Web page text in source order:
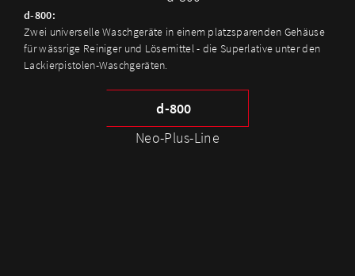
d-800:
Zwei universelle Waschgeräte in einem platzsparenden Gehäuse
für wässrige Reiniger und Lösemittel - die Superlative unter den
Lackierpistolen-Waschgeräten.
d-800
Neo-Plus-Line